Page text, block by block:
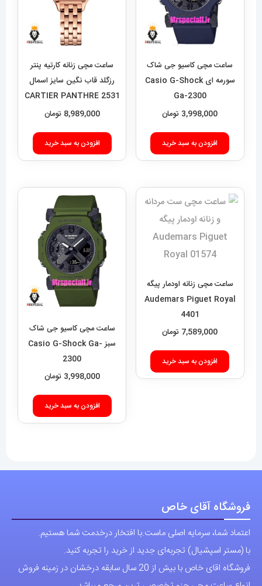
ساعت مچی کاسیو جی شاک
سورمه ای Casio G-Shock
Ga-2300
3,998,000 تومان
افزودن به سبد خرید
ساعت مچی زنانه کارتیه پنتر
رزگلد قاب نگین سایز اسمال
CARTIER PANTHRE 2531
8,989,000 تومان
افزودن به سبد خرید
ساعت مچی زنانه اودمار پیگه
Audemars Piguet Royal
4401
7,589,000 تومان
افزودن به سبد خرید
ساعت مچی کاسیو جی شاک
سبز Casio G-Shock Ga-
2300
3,998,000 تومان
افزودن به سبد خرید
فروشگاه آقای خاص
اعتماد شما، سرمایه اصلی ماست.با افتخار درخدمت شما هستیم.
با (مستر اسپشیال) تجربه‌ای جدید از خرید را تجربه کنید.
فروشگاه اقای خاص با بیش از 20 سال سابقه درخشان در زمینه فروش